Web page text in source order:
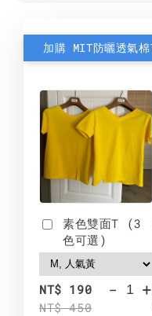
素色雙面T (3
色可選)
NT$ 190
NT$ 450
- +